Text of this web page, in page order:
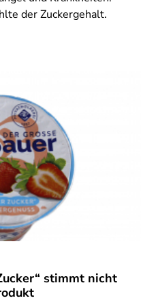
der Zuckergehalt.
stimmt nicht